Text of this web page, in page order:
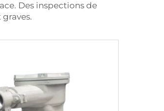
Des inspections de